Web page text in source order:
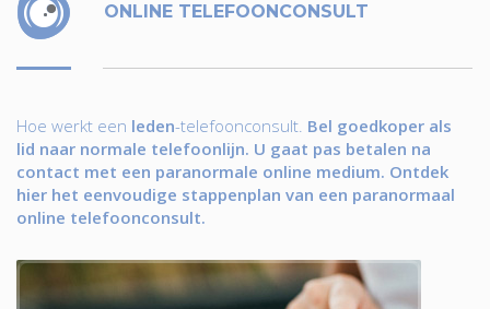
ONLINE TELEFOONCONSULT
Hoe werkt een leden-telefoonconsult. Bel goedkoper als
lid naar normale telefoonlijn. U gaat pas betalen na
contact met een paranormale online medium. Ontdek
hier het eenvoudige stappenplan van een paranormaal
online telefoonconsult.